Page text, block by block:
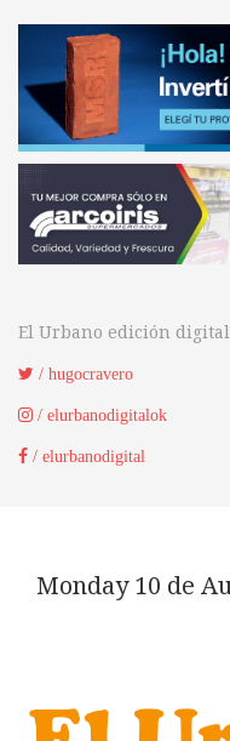
El Urbano edición
/ hugocravero
/ elurbanodigitalok
/ elurbanodigital
Monday 10 de